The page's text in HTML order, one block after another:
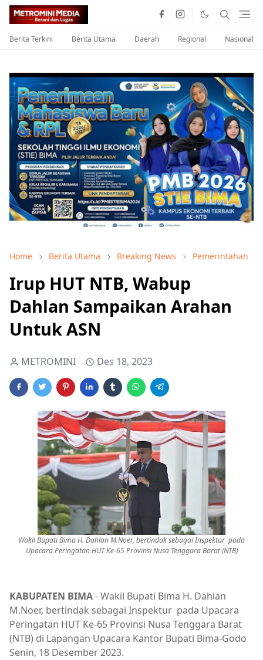
Berita Terkini Berita Utama Daerah Regional Nasional
Home Berita Utama Breaking News Pemerintahan
Irup HUT NTB, Wabup
Dahlan Sampaikan Arahan
Untuk ASN
METROMINI Des 18, 2023
Wakil Bupati Bima H. Dahlan M.Noer, bertindak sebagai Inspektur pada
Upacara Peringatan HUT Ke-65 Provinsi Nusa Tenggara Barat (NTB)
KABUPATEN BIMA- Wakil Bupati Bima H. Dahlan
M.Noer, bertindak sebagai Inspektur pada Upacara
Peringatan HUT Ke-65 Provinsi Nusa Tenggara Barat
(NTB) di Lapangan Upacara Kantor Bupati Bima-Godo
Senin, 18 Desember 2023.